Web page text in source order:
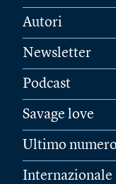
Autori
Newsletter
Podcast
Savage love
Ultimo numero
Internazionale